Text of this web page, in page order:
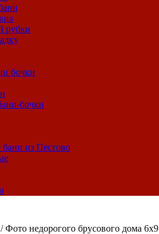
рубки
бочки
бочки
из Пестово
/Фото недорогого брусового дома 6х9